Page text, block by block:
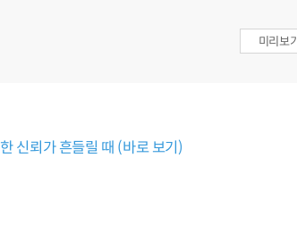
미리보기
신뢰가 흔들릴 때 (바로 보기)